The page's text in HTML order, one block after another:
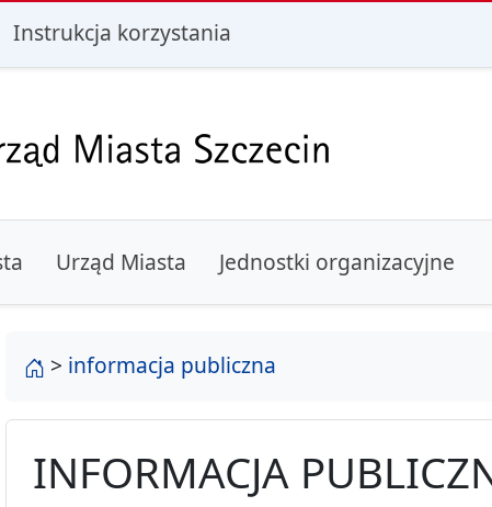
Instrukcja korzystania
Urząd Miasta Jednostki organizacyjne
strona główna
> informacja publiczna
INFORMACJA